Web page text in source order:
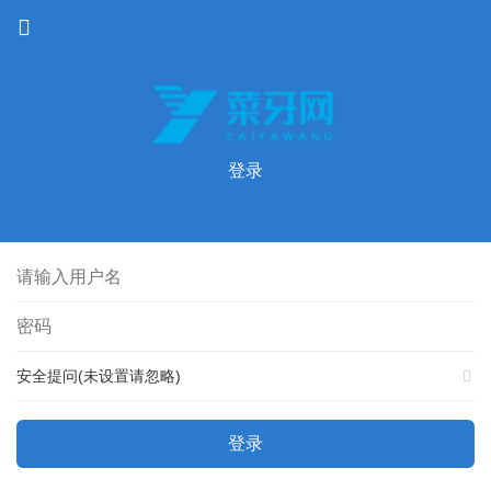
登录
安全提问(未设置请忽略)
登录